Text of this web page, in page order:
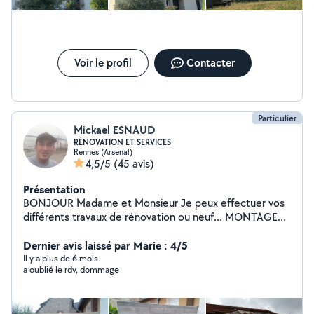
Voir le profil Contacter
Particulier
Mickael ESNAUD
RÉNOVATION ET SERVICES
Rennes (Arsenal)
4,5/5 (45 avis)
Présentation
BONJOUR Madame et Monsieur Je peux effectuer vos
différents travaux de rénovation ou neuf... MONTAGES
PARQUET MAÇONNERIE Merci à vous....... A très
bientôt j'espère...
Dernier avis laissé par Marie : 4/5
Il y a plus de 6 mois
a oublié le rdv, dommage